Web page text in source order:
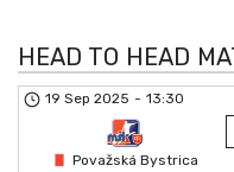
HEAD TO HEAD
19 Sep 2025 - 13:30
Považská Bystrica